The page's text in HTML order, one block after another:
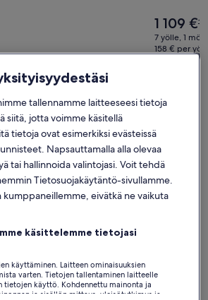
Hinta
on
1 109 €
1 109 €
oli
1
1
7 yölle, 1
158 € per yö
sisältää
majoituspaikkoja
Hae huoneistoja/asuntojahae mökkejä
tallennamme laitteeseesi tietoja
siitä, jotta voimme käsitellä
tietoja ovat esimerkiksi evästeissä
Napsauttamalla alla olevaa
tai hallinnoida valintojasi. Voit tehdä
Tietosuojakäytäntö-sivullamme.
kumppaneillemme, eivätkä ne vaikuta
käsittelemme tietojasi
käyttäminen. Laitteen ominaisuuksien
varten. Tietojen tallentaminen laitteelle
käyttö. Kohdennettu mainonta ja
ja sisällön mittaus, yleisötutkimus ja